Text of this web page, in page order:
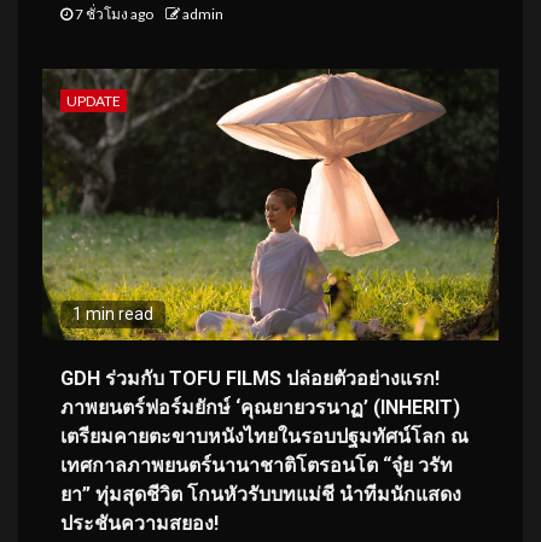
7 ชั่วโมง ago admin
UPDATE
1 min read
GDH ร่วมกับ TOFU FILMS ปล่อยตัวอย่างแรก!
ภาพยนตร์ฟอร์มยักษ์ ‘คุณยายวรนาฏ’ (INHERIT)
เตรียมคายตะขาบหนังไทยในรอบปฐมทัศน์โลก ณ
เทศกาลภาพยนตร์นานาชาติโตรอนโต “จุ๋ย วรัท
ยา” ทุ่มสุดชีวิต โกนหัวรับบทแม่ชี นำทีมนักแสดง
ประชันความสยอง!